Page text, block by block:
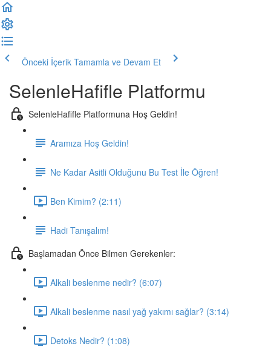
Önceki İçerik Tamamla ve Devam Et
SelenleHafifle Platformu
SelenleHafifle Platformuna Hoş Geldin!
Aramıza Hoş Geldin!
Ne Kadar Asitli Olduğunu Bu Test İle Öğren!
Ben Kimim? (2:11)
Hadi Tanışalım!
Başlamadan Önce Bilmen Gerekenler:
Alkali beslenme nedir? (6:07)
Alkali beslenme nasıl yağ yakımı sağlar? (3:14)
Detoks Nedir? (1:08)